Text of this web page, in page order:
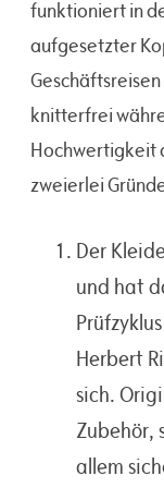
funktioniert in
aufgesetzter
knitterfrei
Hochwertigkeit
zweierlei
Der
und hat
Herbert
sich.
Zubehör,
allem